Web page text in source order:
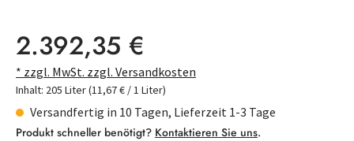
Regulärer Preis:
2.392,35 €
* zzgl. MwSt. zzgl. Versandkosten
Inhalt: 205 Liter(11,67 € / 1 Liter)
Versandfertig in 10 Tagen, Lieferzeit 1-3 Tage
Produkt schneller benötigt? Kontaktieren Sie uns.